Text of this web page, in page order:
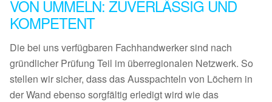
VON UMMELN: ZUVERLÄSSIG UND
KOMPETENT
Die bei uns verfügbaren Fachhandwerker sind nach
gründlicher Prüfung Teil im überregionalen Netzwerk. So
stellen wir sicher, dass das Ausspachteln von Löchern in
der Wand ebenso sorgfältig erledigt wird wie das